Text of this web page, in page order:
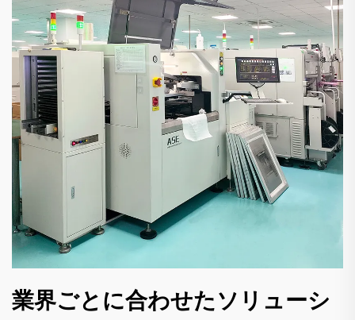
業界ごとに合わせたソリューシ